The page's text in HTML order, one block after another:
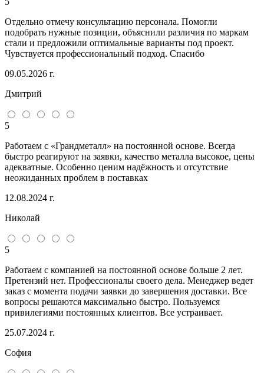
Отдельно отмечу консультацию персонала. Помогли
подобрать нужные позиции, объяснили различия по маркам
стали и предложили оптимальные варианты под проект.
Чувствуется профессиональный подход. Спасибо
09.05.2026 г.
Дмитрий
5
Работаем с «Грандметалл» на постоянной основе. Всегда
быстро реагируют на заявки, качество металла высокое, цены
адекватные. Особенно ценим надёжность и отсутствие
неожиданных проблем в поставках
12.08.2024 г.
Николай
5
Работаем с компанией на постоянной основе больше 2 лет.
Претензий нет. Профессионалы своего дела. Менеджер ведет
заказ с момента подачи заявки до завершения доставки. Все
вопросы решаются максимально быстро. Пользуемся
привилегиями постоянных клиентов. Все устраивает.
25.07.2024 г.
София